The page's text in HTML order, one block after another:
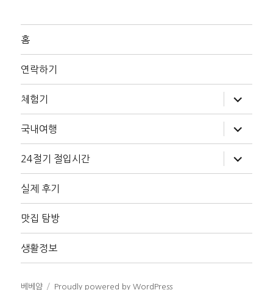
홈
연락하기
체험기
위
메
확
장
국내여행
위
메
확
장
24절기 절입시간
위
메
장
실제 후기
맛집 탐방
생활정보
베베얌 Proudly powered by WordPress